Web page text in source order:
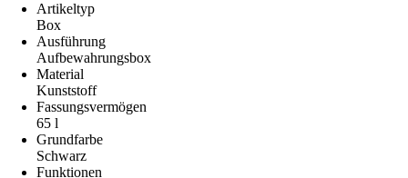
Artikeltyp
Box
Ausführung
Aufbewahrungsbox
Material
Kunststoff
Fassungsvermögen
65 l
Grundfarbe
Schwarz
Funktionen